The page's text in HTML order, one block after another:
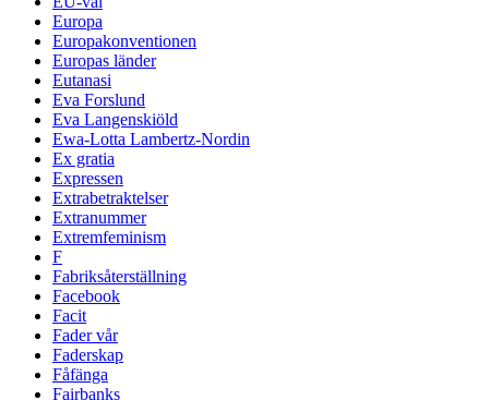
Europa
Europakonventionen
Europas länder
Eutanasi
Eva Forslund
Eva Langenskiöld
Ewa-Lotta Lambertz-Nordin
Ex gratia
Expressen
Extrabetraktelser
Extranummer
Extremfeminism
F
Fabriksåterställning
Facebook
Facit
Fader vår
Faderskap
Fåfänga
Fairbanks